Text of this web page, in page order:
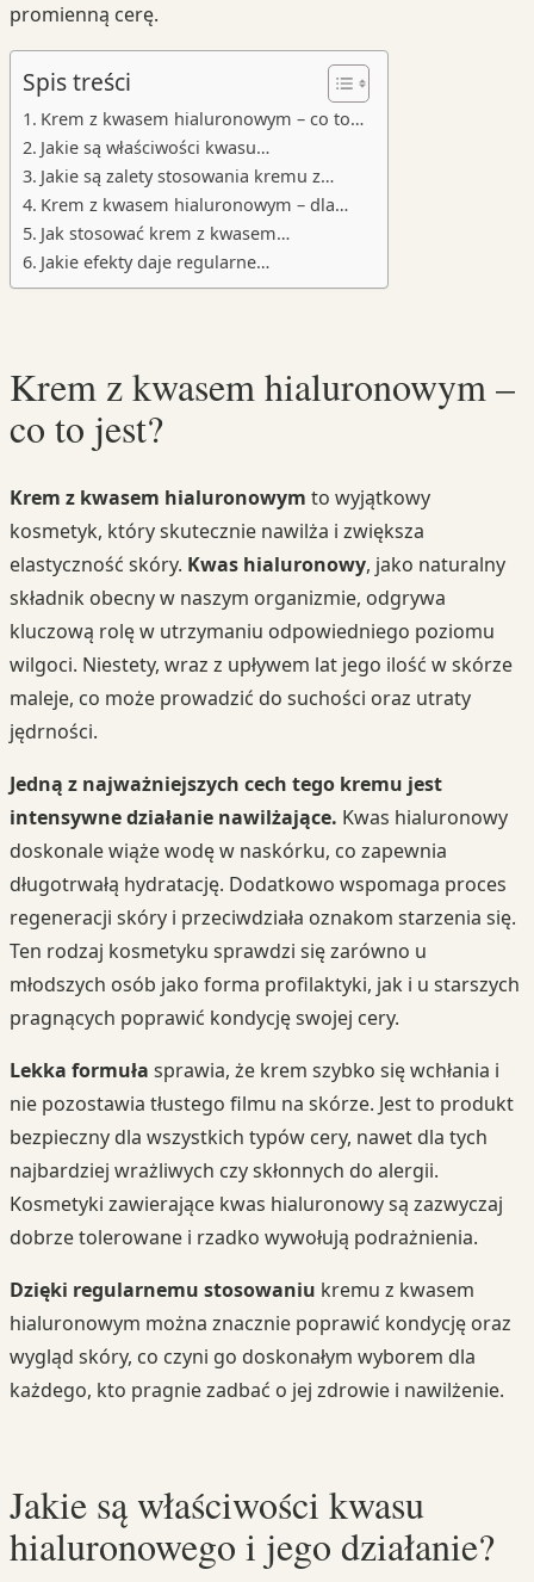
promienną cerę.
Spis treści
Krem z kwasem hialuronowym – co to…
Jakie są właściwości kwasu…
Jakie są zalety stosowania kremu z…
Krem z kwasem hialuronowym – dla…
Jak stosować krem z kwasem…
Jakie efekty daje regularne…
Krem z kwasem hialuronowym –
co to jest?
Krem z kwasem hialuronowym to wyjątkowy
kosmetyk, który skutecznie nawilża i zwiększa
elastyczność skóry. Kwas hialuronowy, jako naturalny
składnik obecny w naszym organizmie, odgrywa
kluczową rolę w utrzymaniu odpowiedniego poziomu
wilgoci. Niestety, wraz z upływem lat jego ilość w skórze
maleje, co może prowadzić do suchości oraz utraty
jędrności.
Jedną z najważniejszych cech tego kremu jest
intensywne działanie nawilżające. Kwas hialuronowy
doskonale wiąże wodę w naskórku, co zapewnia
długotrwałą hydratację. Dodatkowo wspomaga proces
regeneracji skóry i przeciwdziała oznakom starzenia się.
Ten rodzaj kosmetyku sprawdzi się zarówno u
młodszych osób jako forma profilaktyki, jak i u starszych
pragnących poprawić kondycję swojej cery.
Lekka formuła sprawia, że krem szybko się wchłania i
nie pozostawia tłustego filmu na skórze. Jest to produkt
bezpieczny dla wszystkich typów cery, nawet dla tych
najbardziej wrażliwych czy skłonnych do alergii.
Kosmetyki zawierające kwas hialuronowy są zazwyczaj
dobrze tolerowane i rzadko wywołują podrażnienia.
Dzięki regularnemu stosowaniu kremu z kwasem
hialuronowym można znacznie poprawić kondycję oraz
wygląd skóry, co czyni go doskonałym wyborem dla
każdego, kto pragnie zadbać o jej zdrowie i nawilżenie.
Jakie są właściwości kwasu
hialuronowego i jego działanie?